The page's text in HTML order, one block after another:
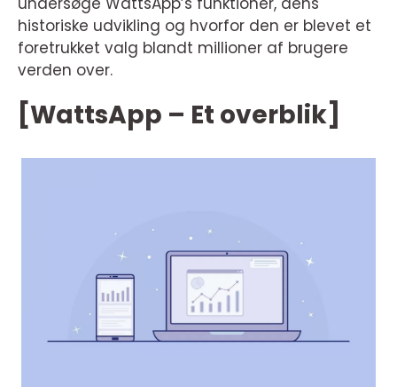
historiske udvikling og hvorfor den er blevet et
foretrukket valg blandt millioner af brugere
verden over.
[WattsApp – Et overblik]